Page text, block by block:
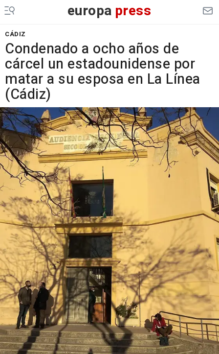
europa press
CÁDIZ
Condenado a ocho años de
cárcel un estadounidense por
matar a su esposa en La Línea
(Cádiz)